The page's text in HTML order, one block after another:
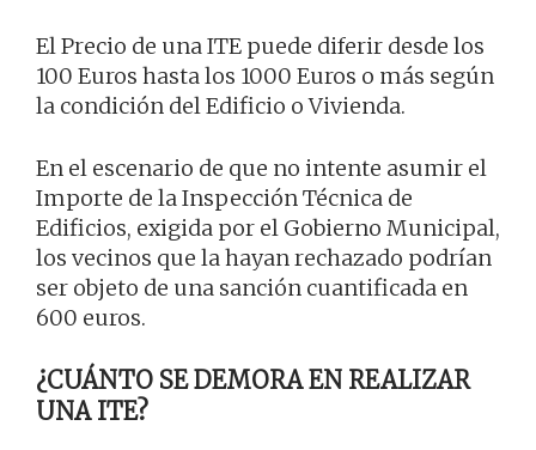
El Precio de una ITE puede diferir desde los
100 Euros hasta los 1000 Euros o más según
la condición del Edificio o Vivienda.
En el escenario de que no intente asumir el
Importe de la Inspección Técnica de
Edificios, exigida por el Gobierno Municipal,
los vecinos que la hayan rechazado podrían
ser objeto de una sanción cuantificada en
600 euros.
¿CUÁNTO SE DEMORA EN REALIZAR
UNA ITE?